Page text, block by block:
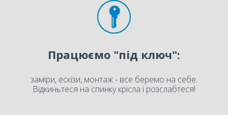
Працюємо "під ключ":
заміри, ескізи, монтаж - все беремо на себе.
Відкиньтеся на спинку крісла і розслабтеся!